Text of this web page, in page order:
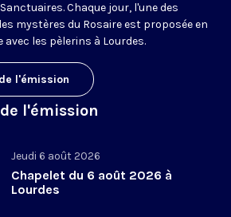
Chaque jour, l'une des
mystères du Rosaire est proposée en
les pèlerins à Lourdes.
l'émission
l'émission
Jeudi 6 août 2026
Chapelet du 6 août 2026 à
Lourdes